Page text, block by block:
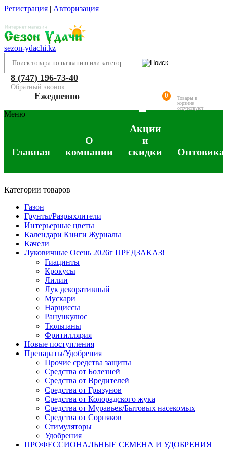
Регистрация | Авторизация
sezon-ydachi.kz
8 (747) 196-73-40
Обратный звонок
Ежедневно 0
Товары в
корзине
отсутствуют
Меню
Главная
О
компании
Акции
и
скидки
Категории товаров
Газон
Грунты/Разрыхлители
Интерьерные цветы
Календари Книги Журналы
Качели
Луковичные Осень 2026г ПРЕДЗАКАЗ!
Гиацинты
Крокусы
Лилии
Лук декоративный
Мускари
Нарциссы
Ранункулюс
Тюльпаны
Фритиллярия
Новые поступления
Препараты/Удобрения
Прочие средства защиты
Средства от Болезней
Средства от Вредителей
Средства от Грызунов
Средства от Колорадского жука
Средства от Муравьев/Бытовых насекомых
Средства от Сорняков
Стимуляторы
Удобрения
ПРОФЕССИОНАЛЬНЫЕ СЕМЕНА И УДОБРЕНИЯ